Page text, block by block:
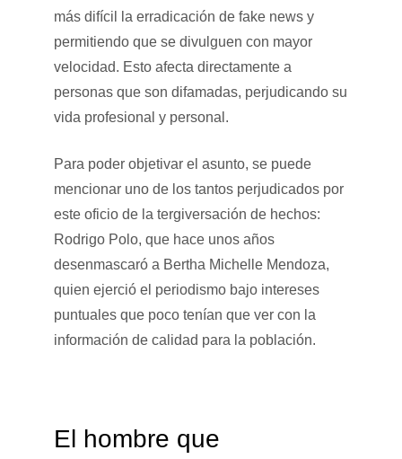
más difícil la erradicación de fake news y
permitiendo que se divulguen con mayor
velocidad. Esto afecta directamente a
personas que son difamadas, perjudicando su
vida profesional y personal.
Para poder objetivar el asunto, se puede
mencionar uno de los tantos perjudicados por
este oficio de la tergiversación de hechos:
Rodrigo Polo, que hace unos años
desenmascaró a Bertha Michelle Mendoza,
quien ejerció el periodismo bajo intereses
puntuales que poco tenían que ver con la
información de calidad para la población.
El hombre que